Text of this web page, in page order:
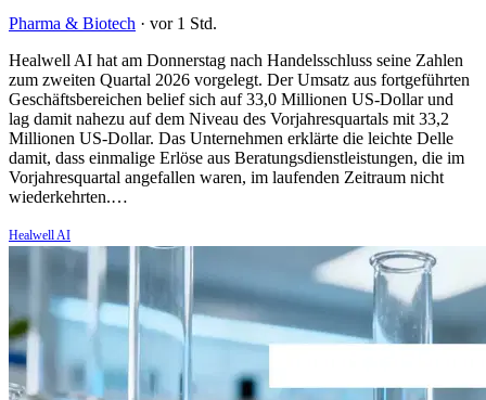
Pharma & Biotech · vor 1 Std.
Healwell AI hat am Donnerstag nach Handelsschluss seine Zahlen
zum zweiten Quartal 2026 vorgelegt. Der Umsatz aus fortgeführten
Geschäftsbereichen belief sich auf 33,0 Millionen US-Dollar und
lag damit nahezu auf dem Niveau des Vorjahresquartals mit 33,2
Millionen US-Dollar. Das Unternehmen erklärte die leichte Delle
damit, dass einmalige Erlöse aus Beratungsdienstleistungen, die im
Vorjahresquartal angefallen waren, im laufenden Zeitraum nicht
wiederkehrten.…
Healwell AI